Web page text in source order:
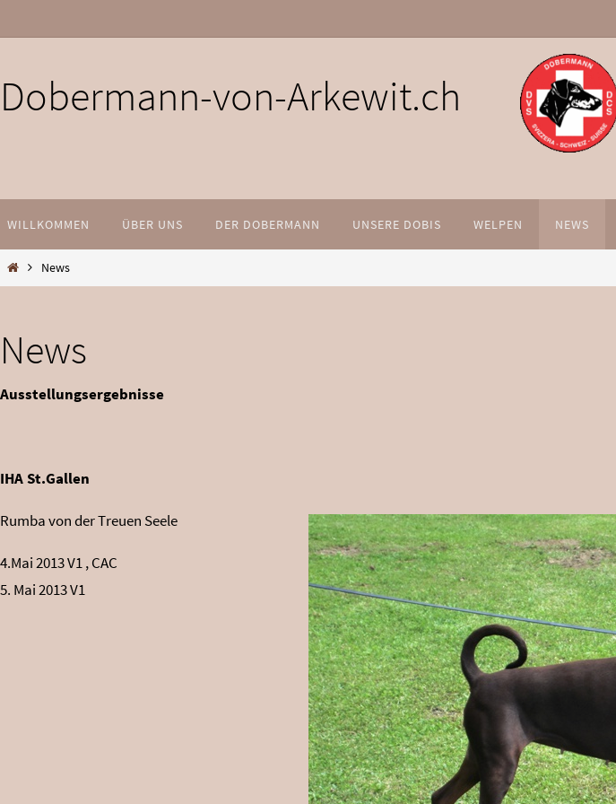
to
Dobermann-von-Arkewit.ch
to
content
WILLKOMMEN ÜBER UNS DER DOBERMANN UNSERE DOBIS WELPEN NEWS
HomeNews
News
Ausstellungsergebnisse
IHA St.Gallen
Rumba von der Treuen Seele
4.Mai 2013 V1 , CAC
5. Mai 2013 V1